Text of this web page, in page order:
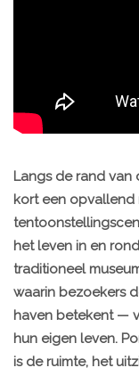
Langs de rand van
kort een opvallend
het leven in en
traditioneel
waarin bezoekers
haven betekent —
hun eigen leven.
is de ruimte, het